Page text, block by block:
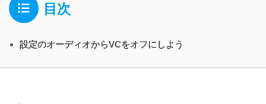
目次
設定のオーディオからVCをオフにしよう